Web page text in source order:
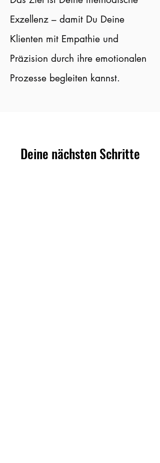
Exzellenz – damit Du Deine
Klienten mit Empathie und
Präzision durch ihre emotionalen
Prozesse begleiten kannst.
Deine nächsten Schritte